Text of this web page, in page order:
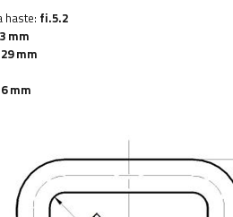
haste: fi.5.2
mm
29 mm
mm